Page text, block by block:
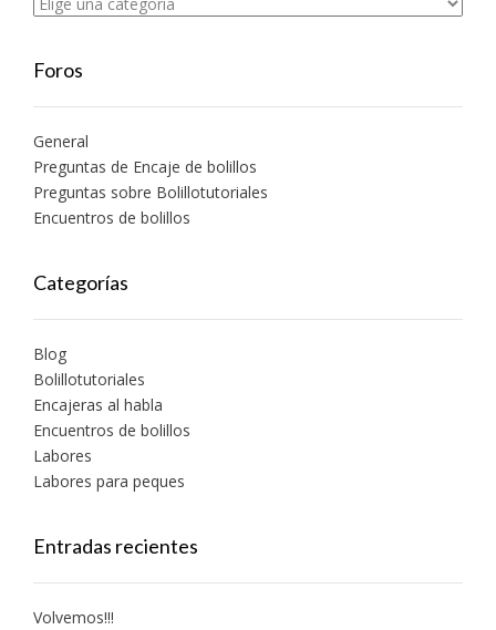
Foros
General
Preguntas de Encaje de bolillos
Preguntas sobre Bolillotutoriales
Encuentros de bolillos
Categorías
Blog
Bolillotutoriales
Encajeras al habla
Encuentros de bolillos
Labores
Labores para peques
Entradas recientes
Volvemos!!!